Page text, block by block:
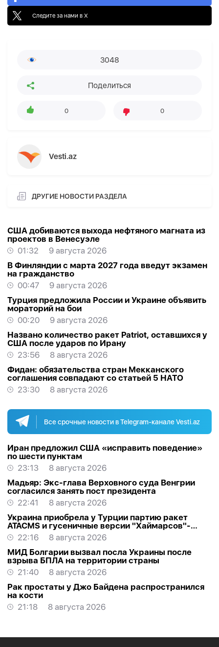
Следите за нами в X
3048
Поделиться
0 0
Vesti.az
ДРУГИЕ НОВОСТИ РАЗДЕЛА
США добиваются выхода нефтяного магната из
проектов в Венесуэле
01:32
9 августа 2026
В Финляндии с марта 2027 года введут экзамен
на гражданство
00:47
9 августа 2026
Турция предложила России и Украине объявить
мораторий на бои
00:20
9 августа 2026
Названо количество ракет Patriot, оставшихся у
США после ударов по Ирану
23:56
8 августа 2026
Фидан: обязательства стран Мекканского
соглашения совпадают со статьей 5 НАТО
23:30
8 августа 2026
Все срочные новости в Telegram-канале Vesti.az
Иран предложил США «исправить поведение»
по шести пунктам
23:13
8 августа 2026
Мадьяр: Экс-глава Верховного суда Венгрии
согласился занять пост президента
22:41
8 августа 2026
Украина приобрела у Турции партию ракет
ATACMS и гусеничные версии "Хаймарсов"-
ОБНОВЛЕНО
22:16
8 августа 2026
МИД Болгарии вызвал посла Украины после
взрыва БПЛА на территории страны
21:40
8 августа 2026
Рак простаты у Джо Байдена распространился
на кости
21:18
8 августа 2026